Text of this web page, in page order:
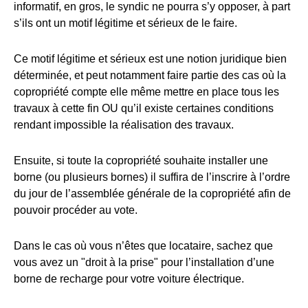
informatif, en gros, le syndic ne pourra s’y opposer, à part
s’ils ont un motif légitime et sérieux de le faire.
Ce motif légitime et sérieux est une notion juridique bien
déterminée, et peut notamment faire partie des cas où la
copropriété compte elle même mettre en place tous les
travaux à cette fin OU qu’il existe certaines conditions
rendant impossible la réalisation des travaux.
Ensuite, si toute la copropriété souhaite installer une
borne (ou plusieurs bornes) il suffira de l’inscrire à l’ordre
du jour de l’assemblée générale de la copropriété afin de
pouvoir procéder au vote.
Dans le cas où vous n’êtes que locataire, sachez que
vous avez un "droit à la prise" pour l’installation d’une
borne de recharge pour votre voiture électrique.